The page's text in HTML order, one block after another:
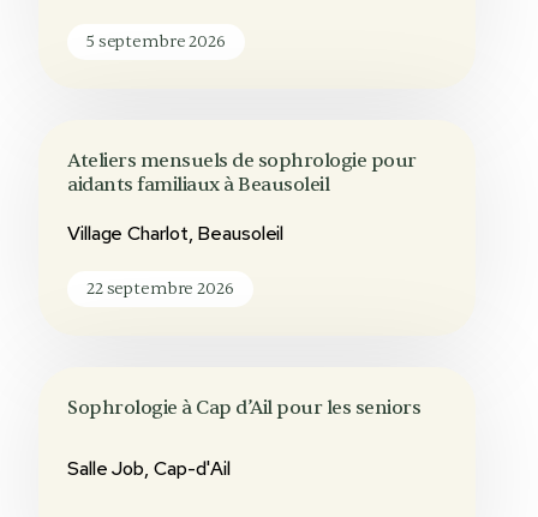
5 septembre 2026
Ateliers mensuels de sophrologie pour
aidants familiaux à Beausoleil
Village Charlot, Beausoleil
22 septembre 2026
Sophrologie à Cap d’Ail pour les seniors
Salle Job, Cap-d'Ail